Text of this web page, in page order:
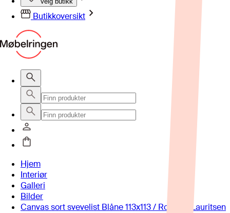
Butikkoversikt
Hjem
Interiør
Galleri
Bilder
Canvas sort svevelist Blåne 113x113 / Roy Chr. Lauritsen